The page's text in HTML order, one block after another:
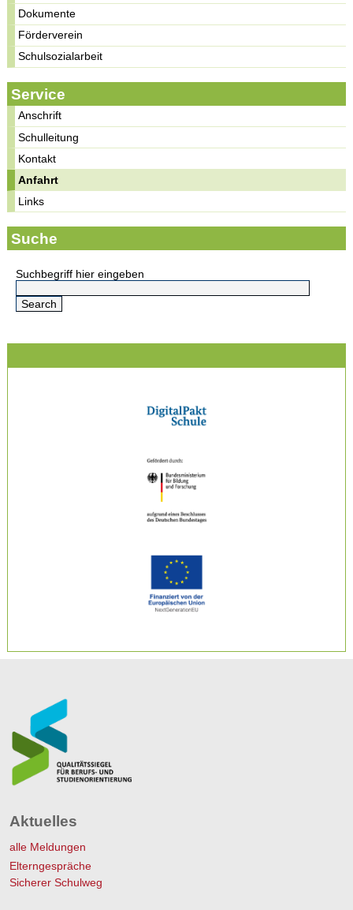
Dokumente
Förderverein
Schulsozialarbeit
Service
Anschrift
Schulleitung
Kontakt
Anfahrt
Links
Suche
Suchbegriff hier eingeben
Aktuelles
alle Meldungen
Elterngespräche
Sicherer Schulweg